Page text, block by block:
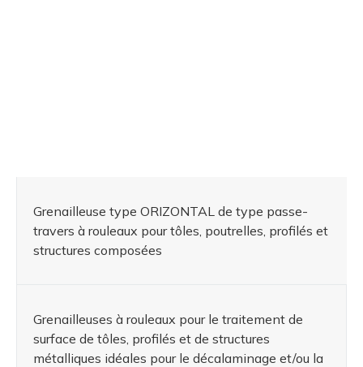
Grenailleuse type ORIZONTAL de type passe-
travers à rouleaux pour tôles, poutrelles, profilés et
structures composées
Grenailleuses à rouleaux pour le traitement de
surface de tôles, profilés et de structures
métalliques idéales pour le décalaminage et/ou la